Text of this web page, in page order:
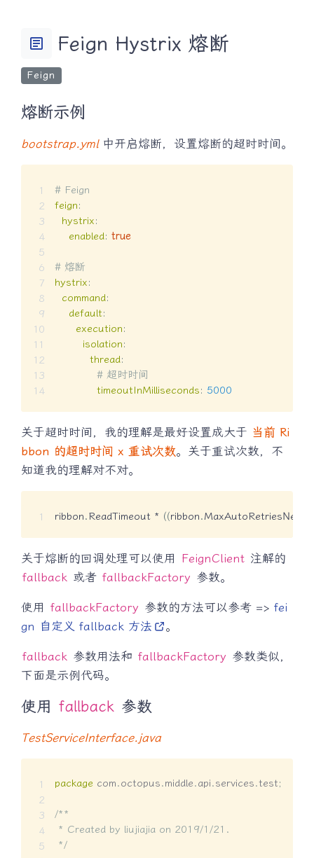
article Feign Hystrix 熔断
Feign
熔断示例
bootstrap.yml中开启熔断，设置熔断的超时时间。
# Feign
feign:
hystrix:
enabled: true
# 熔断
hystrix:
command:
default:
execution:
isolation:
thread:
# 超时时间
timeoutInMilliseconds: 5000
关于超时时间，我的理解是最好设置成大于 当前 Ri
bbon 的超时时间 x 重试次数。关于重试次数，不
知道我的理解对不对。
ribbon.ReadTimeout * ((ribbon.
关于熔断的回调处理可以使用 FeignClient 注解的
fallback 或者 fallbackFactory 参数。
使用 fallbackFactory 参数的方法可以参考 => fei
gn 自定义 fallback 方法
。
fallback 参数用法和 fallbackFactory 参数类似，
下面是示例代码。
使用 fallback 参数
TestServiceInterface.java
package com.octopus.middle.api.services.test;
/**
* Created by liujiajia on 2019/1/21.
*/